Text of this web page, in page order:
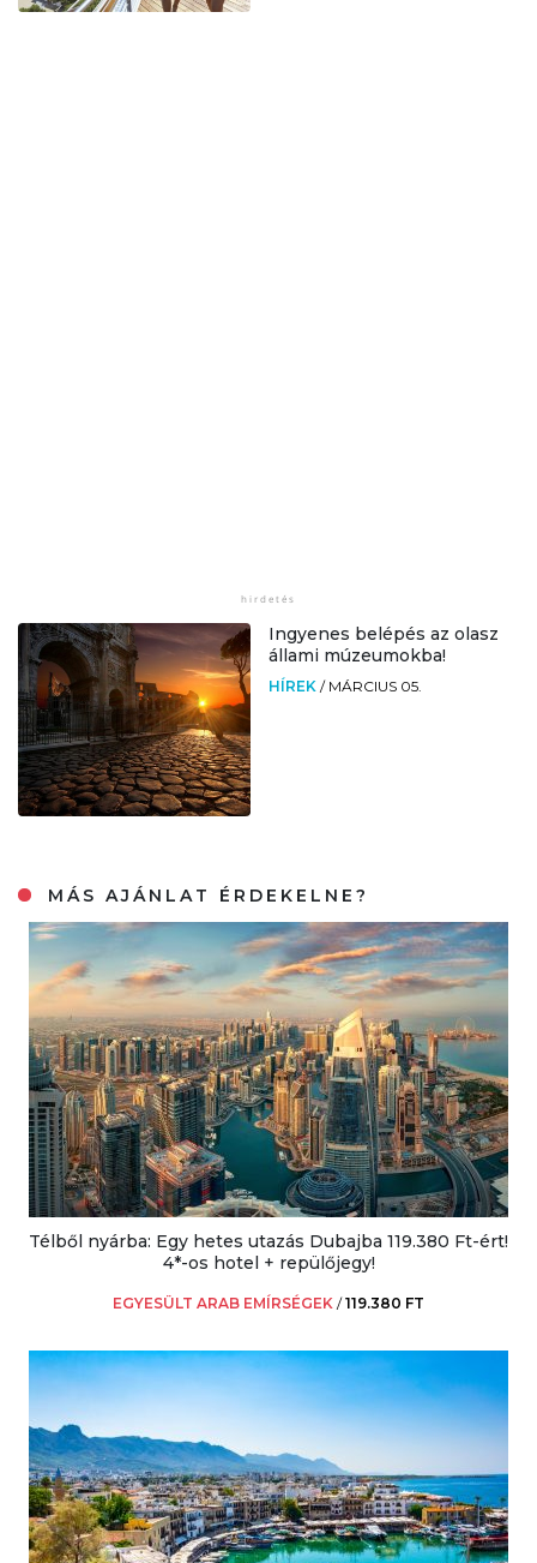
Ingyenes belépés az olasz
állami múzeumokba!
HÍREK / MÁRCIUS 05.
MÁS AJÁNLAT ÉRDEKELNE?
Télből nyárba: Egy hetes utazás Dubajba 119.380 Ft-ért!
4*-os hotel + repülőjegy!
EGYESÜLT ARAB EMÍRSÉGEK /119.380 FT